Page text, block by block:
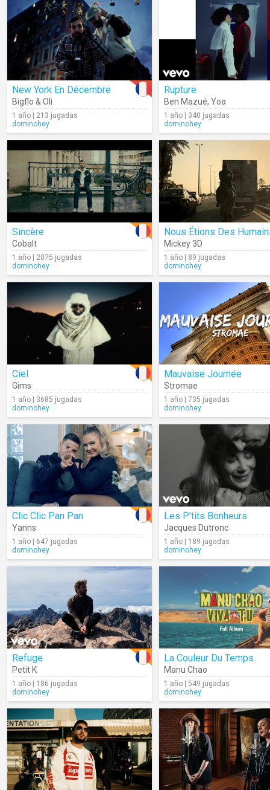
New York En Décembre
Bigflo & Oli
1 año | 213 jugadas
dominohey
Rupture
Ben Mazué, Yoa
1 año | 340 jugadas
dominohey
Sincère
Cobalt
1 año | 2075 jugadas
dominohey
Nous Étions Des
Mickey 3D
1 año | 89 jugadas
dominohey
Ciel
Gims
1 año | 3685 jugadas
dominohey
Mauvaise Journée
Stromae
1 año | 735 jugadas
dominohey
Clic Clic Pan Pan
Yanns
1 año | 647 jugadas
dominohey
Les P'tits Bonheurs
Jacques Dutronc
1 año | 189 jugadas
dominohey
Refuge
Petit K
1 año | 186 jugadas
dominohey
La Couleur Du Temps
Manu Chao
1 año | 549 jugadas
dominohey